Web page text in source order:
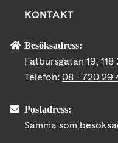
KONTAKT
Besöksadress:
Fatbursgatan 19, 118
Telefon: 08 - 720 29
Postadress:
Samma som